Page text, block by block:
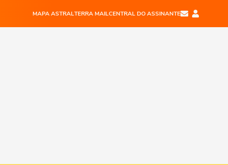
MAPA ASTRALTERRA MAILCENTRAL DO ASSINANTE